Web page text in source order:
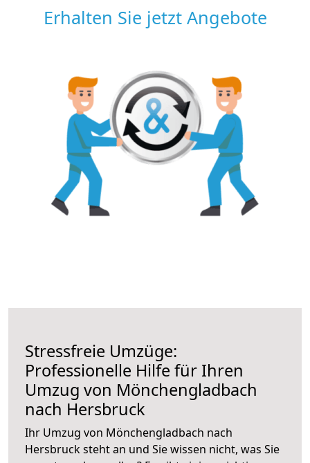
Erhalten Sie jetzt Angebote
Stressfreie Umzüge:
Professionelle Hilfe für Ihren
Umzug von Mönchengladbach
nach Hersbruck
Ihr Umzug von Mönchengladbach nach
Hersbruck steht an und Sie wissen nicht, was Sie